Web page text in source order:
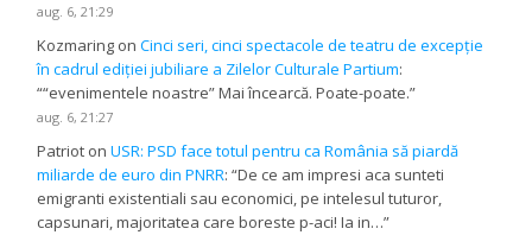
aug. 6, 21:29
Kozmaring onCinci seri, cinci spectacole de teatru de excepție
în cadrul ediției jubiliare a Zilelor Culturale Partium:
““evenimentele noastre” Mai încearcă. Poate-poate.”
aug. 6, 21:27
Patriot onUSR: PSD face totul pentru ca România să piardă
miliarde de euro din PNRR: “De ce am impresi aca sunteti
emigranti existentiali sau economici, pe intelesul tuturor,
capsunari, majoritatea care boreste p-aci! Ia in…”